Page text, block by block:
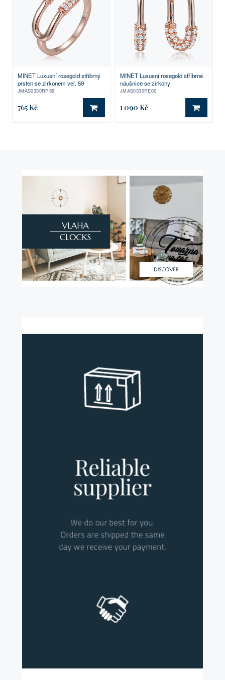
MINET Luxusní rosegold stříbrný
prsten se zirkonem vel. 59
JMAS0330RR59
765 Kč DO KOŠÍKU
MINET Luxusní rosegold stříbrné
náušnice se zirkony
JMAS0330RE00
1 090 Kč DO